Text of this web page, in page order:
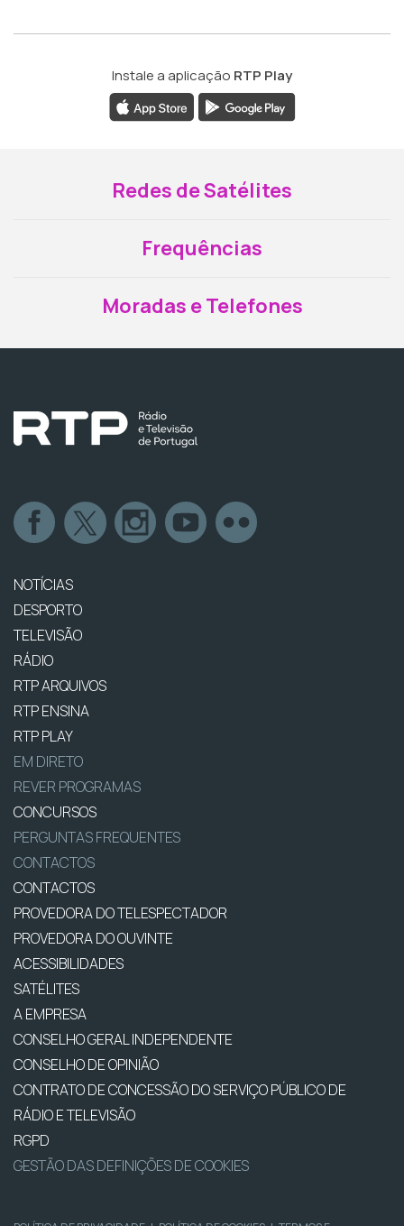
Instale a aplicação RTP Play
Redes de Satélites
Frequências
Moradas e Telefones
NOTÍCIAS
DESPORTO
TELEVISÃO
RÁDIO
RTP ARQUIVOS
RTP ENSINA
RTP PLAY
EM DIRETO
REVER PROGRAMAS
CONCURSOS
PERGUNTAS FREQUENTES
CONTACTOS
CONTACTOS
PROVEDORA DO TELESPECTADOR
PROVEDORA DO OUVINTE
ACESSIBILIDADES
SATÉLITES
A EMPRESA
CONSELHO GERAL INDEPENDENTE
CONSELHO DE OPINIÃO
CONTRATO DE CONCESSÃO DO SERVIÇO PÚBLICO DE
RÁDIO E TELEVISÃO
RGPD
GESTÃO DAS DEFINIÇÕES DE COOKIES